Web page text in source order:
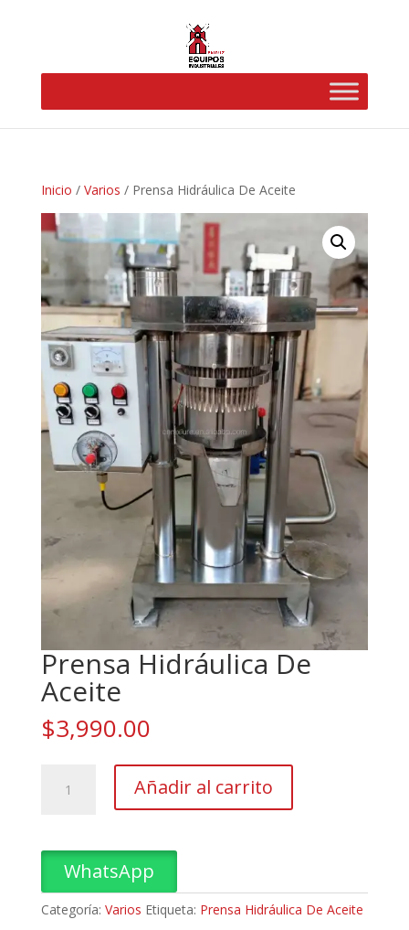
Inicio / Varios / Prensa Hidráulica De Aceite
Prensa Hidráulica De
Aceite
$3,990.00
Hidráulica
cantidad
Añadir al carrito
WhatsApp
Categoría: Varios Etiqueta: Prensa Hidráulica De Aceite